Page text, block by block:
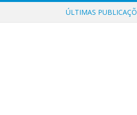
ÚLTIMAS